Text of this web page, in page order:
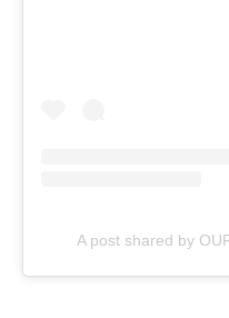
A post shared by